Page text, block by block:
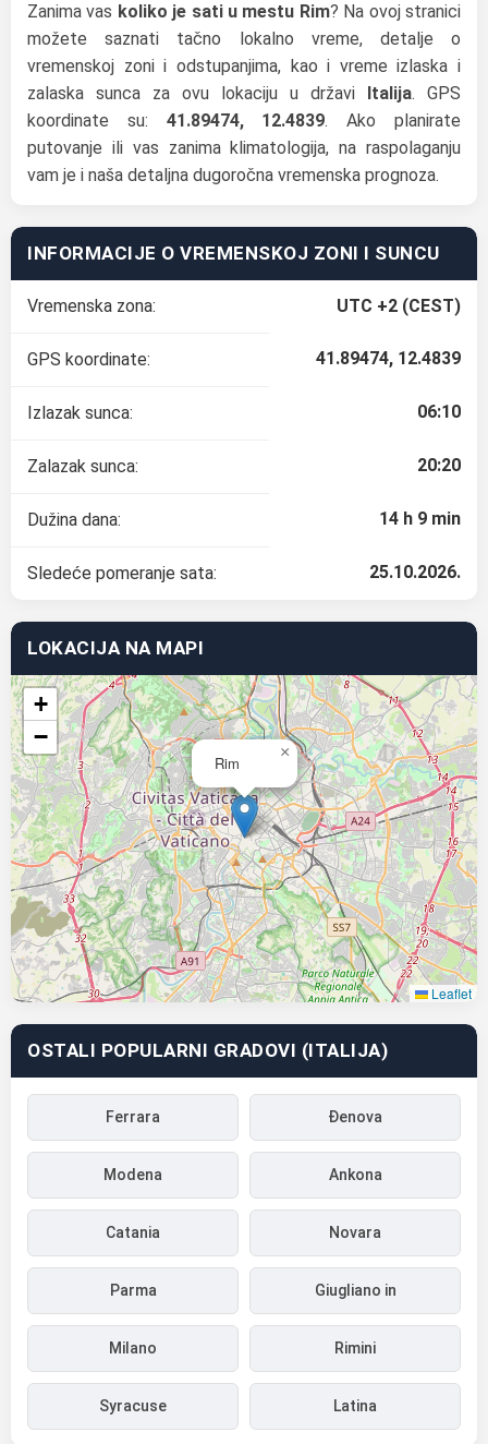
Zanima vas koliko je sati u mestu Rim? Na ovoj stranici
možete saznati tačno lokalno vreme, detalje o
vremenskoj zoni i odstupanjima, kao i vreme izlaska i
zalaska sunca za ovu lokaciju u državi Italija. GPS
koordinate su: 41.89474, 12.4839. Ako planirate
putovanje ili vas zanima klimatologija, na raspolaganju
vam je i naša detaljna dugoročna vremenska prognoza.
INFORMACIJE O VREMENSKOJ ZONI I SUNCU
Vremenska zona: UTC +2 (CEST)
GPS koordinate: 41.89474, 12.4839
Izlazak sunca: 06:10
Zalazak sunca: 20:20
Dužina dana: 14 h 9 min
Sledeće pomeranje sata: 25.10.2026.
LOKACIJA NA MAPI
Rim
×
+
−
Leaflet
OSTALI POPULARNI GRADOVI (ITALIJA)
Ferrara Đenova
Modena Ankona
Catania Novara
Parma Giugliano in
Milano Rimini
Syracuse Latina